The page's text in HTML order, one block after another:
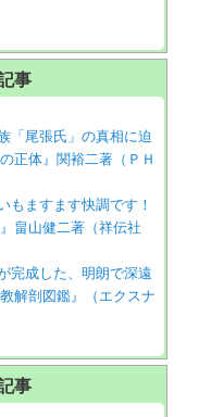
事
「尾張氏」の真相に迫
正体』関裕二著（ＰＨ
もますます快調です！
畠山健二著（祥伝社
完成した、明朗で深遠
解剖図鑑』（エクスナ
事